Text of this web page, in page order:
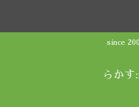
since
らかす